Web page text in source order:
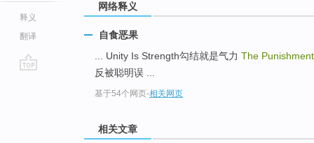
释义
翻译
网络释义
自食恶果
... Unity Is Strength勾结就是气力 The
反被聪明误 ...
基于54个网页-相关网页
相关文章